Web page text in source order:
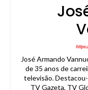
José Armando
de 35 anos de
televisão.
TV Gazeta, TV